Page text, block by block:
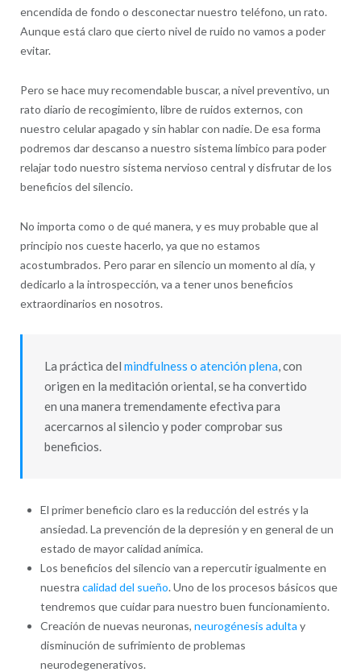
encendida de fondo o desconectar nuestro teléfono, un rato.
Aunque está claro que cierto nivel de ruido no vamos a poder
evitar.
Pero se hace muy recomendable buscar, a nivel preventivo, un
rato diario de recogimiento, libre de ruidos externos, con
nuestro celular apagado y sin hablar con nadie. De esa forma
podremos dar descanso a nuestro sistema límbico para poder
relajar todo nuestro sistema nervioso central y disfrutar de los
beneficios del silencio.
No importa como o de qué manera, y es muy probable que al
principio nos cueste hacerlo, ya que no estamos
acostumbrados. Pero parar en silencio un momento al día, y
dedicarlo a la introspección, va a tener unos beneficios
extraordinarios en nosotros.
La práctica del mindfulness o atención plena, con
origen en la meditación oriental, se ha convertido
en una manera tremendamente efectiva para
acercarnos al silencio y poder comprobar sus
beneficios.
El primer beneficio claro es la reducción del estrés y la
ansiedad. La prevención de la depresión y en general de un
estado de mayor calidad anímica.
Los beneficios del silencio van a repercutir igualmente en
nuestra calidad del sueño. Uno de los procesos básicos que
tendremos que cuidar para nuestro buen funcionamiento.
Creación de nuevas neuronas, neurogénesis adulta y
disminución de sufrimiento de problemas
neurodegenerativos.